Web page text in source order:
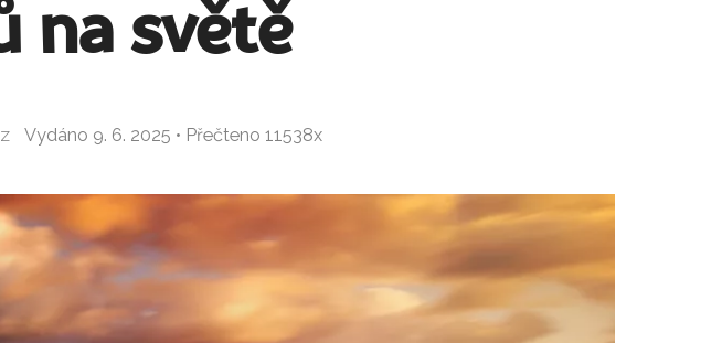
na světě
Vydáno 9. 6. 2025 • Přečteno 11538x